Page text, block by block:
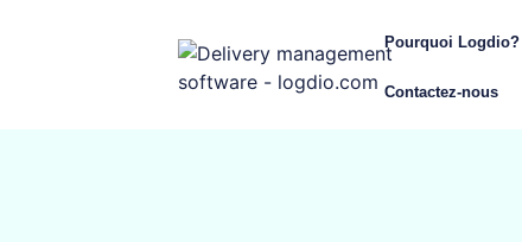
Pourquoi Logdio?
Contactez-nous